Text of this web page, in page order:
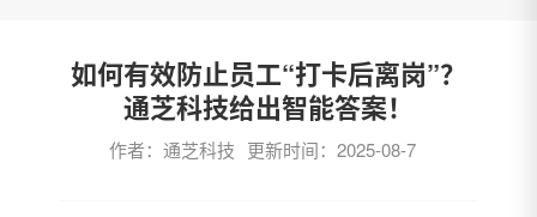
如何有效防止员工“打卡后离岗”？
通芝科技给出智能答案！
作者：通芝科技 更新时间：2025-08-7